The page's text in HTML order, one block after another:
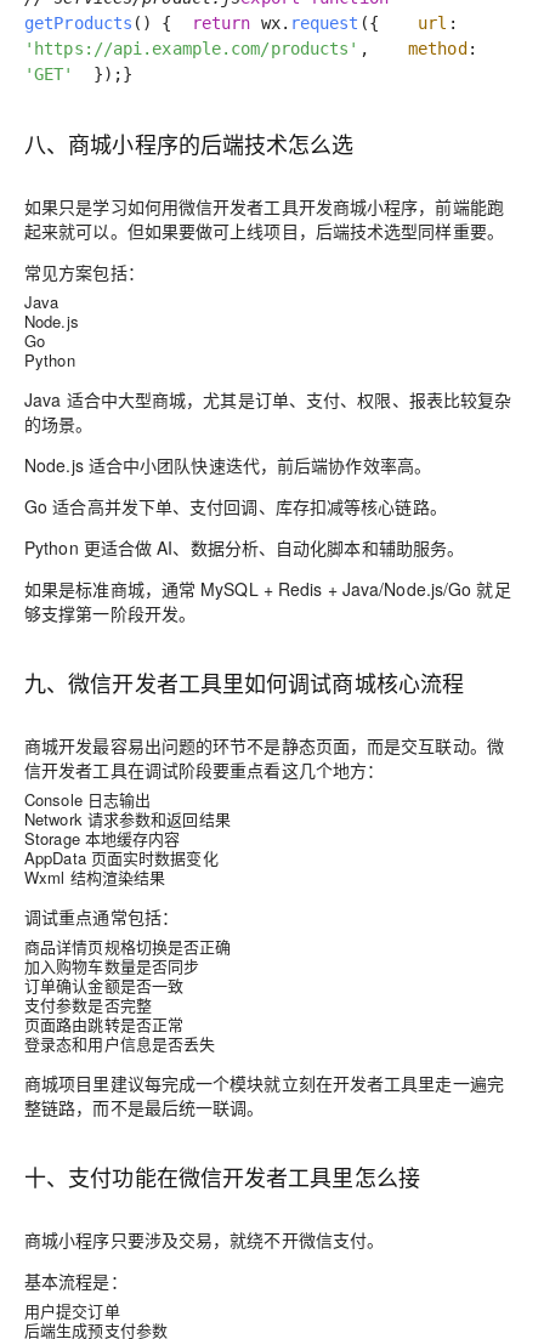
getProducts () { return wx. request ({ url :
'https://api.example.com/products' , method :
'GET'
});}
八、商城小程序的后端技术怎么选
如果只是学习如何用微信开发者工具开发商城小程序，前端能跑
起来就可以。但如果要做可上线项目，后端技术选型同样重要。
常见方案包括：
Java
Node.js
Go
Python
Java 适合中大型商城，尤其是订单、支付、权限、报表比较复杂
的场景。
Node.js适合中小团队快速迭代，前后端协作效率高。
Go 适合高并发下单、支付回调、库存扣减等核心链路。
Python 更适合做 AI、数据分析、自动化脚本和辅助服务。
如果是标准商城，通常 MySQL + Redis + Java/Node.js/Go 就足
够支撑第一阶段开发。
九、微信开发者工具里如何调试商城核心流程
商城开发最容易出问题的环节不是静态页面，而是交互联动。微
信开发者工具在调试阶段要重点看这几个地方：
Console日志输出
Network请求参数和返回结果
Storage本地缓存内容
AppData页面实时数据变化
Wxml 结构渲染结果
调试重点通常包括：
商品详情页规格切换是否正确
加入购物车数量是否同步
订单确认金额是否一致
支付参数是否完整
页面路由跳转是否正常
登录态和用户信息是否丢失
商城项目里建议每完成一个模块就立刻在开发者工具里走一遍完
整链路，而不是最后统一联调。
十、支付功能在微信开发者工具里怎么接
商城小程序只要涉及交易，就绕不开微信支付。
基本流程是：
用户提交订单
后端生成预支付参数